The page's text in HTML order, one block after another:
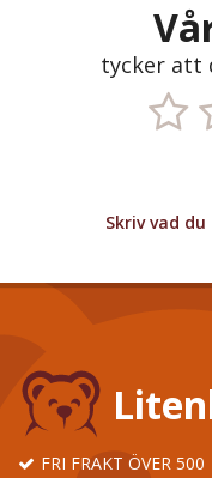
tycker att
Skriv vad
FRI FRAKT ÖVER 500